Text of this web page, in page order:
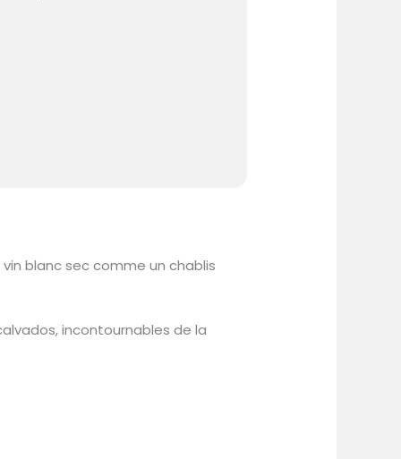
blanc sec comme un chablis
incontournables de la